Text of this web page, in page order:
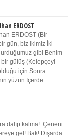
ERDOST
ERDOST (Bir
gün, biz ikimiz İki
gibi Benim
gülüş (Kelepçeyi
için Sonra
yüzün İçerde
dalıp kalma!. Çeneni
gel! Bak! Dışarda